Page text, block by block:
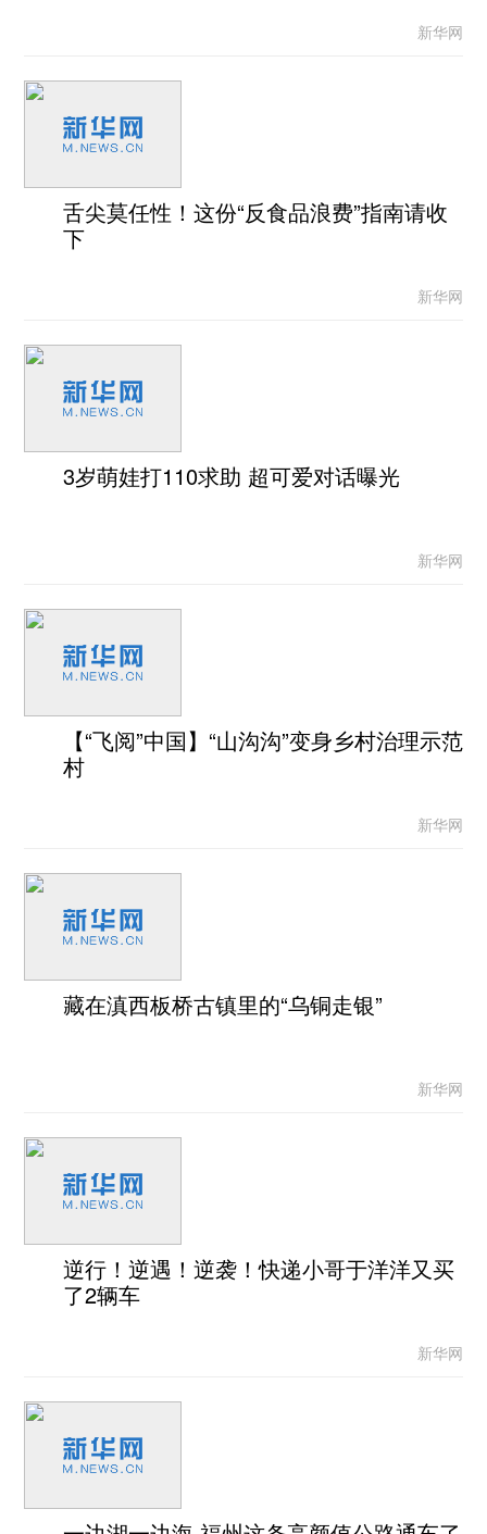
新华网
舌尖莫任性！这份“反食品浪费”指南请收
下
新华网
3岁萌娃打110求助 超可爱对话曝光
新华网
【“飞阅”中国】“山沟沟”变身乡村治理示范
村
新华网
藏在滇西板桥古镇里的“乌铜走银”
新华网
逆行！逆遇！逆袭！快递小哥于洋洋又买
了2辆车
新华网